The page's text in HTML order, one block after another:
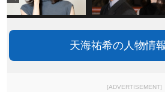
天海祐希の人物情
[ADVERTISEMENT]